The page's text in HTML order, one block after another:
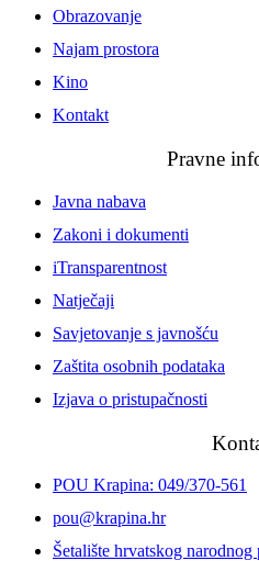
Obrazovanje
Najam prostora
Kino
Kontakt
Pravne
Javna nabava
Zakoni i dokumenti
iTransparentnost
Natječaji
Savjetovanje s javnošću
Zaštita osobnih podataka
Izjava o pristupačnosti
POU Krapina: 049/370-561
pou@krapina.hr
Šetalište hrvatskog